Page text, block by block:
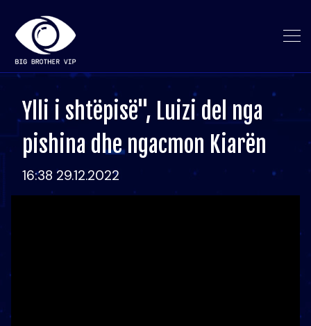
Ylli i shtëpisë", Luizi del nga
pishina dhe ngacmon Kiarën
16:38 29.12.2022